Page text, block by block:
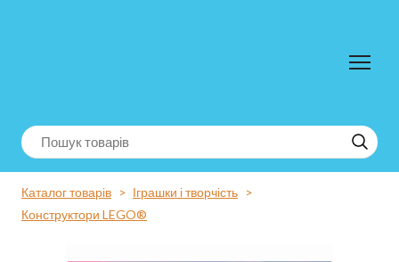
Каталог товарів
Іграшки і творчість
Конструктори LEGO®